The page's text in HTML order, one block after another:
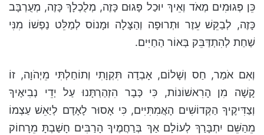
כֵּן פְּגוּמִים מְאֹד וְאֵיךְ יוּכַל פָּגוּם כָּזֶה, מְלֻכְלָךְ כָּזֶה, מְעֻרְבָּב
כָּזֶה, לְבַקֵּשׁ עֵזֶר וּתְרוּפָה וְהַצָּלָה וּמָנוֹס לְמַלֵּט נַפְשׁוֹ מִנִּי
שַׁחַת לְהִתְדַּבֵּק בְּאוֹר הַחַיִּים.
וְאִם אֹמַר, חַס וְשָׁלוֹם, אָבְדָה תִּקְוָתִי וְתוֹחַלְתִּי מֵיְהֹוָה, זוֹ
קָשָׁה מִן הָרִאשׁוֹנוֹת, כִּי כְּבָר הִזְהַרְתָּנוּ עַל יְדֵי נְבִיאֶיךָ
וְצַדִּיקֶיךָ הַקְּדוֹשִׁים הָאֲמִתִּיִּים, כִּי אָסוּר לָאָדָם לְיַאֵשׁ עַצְמוֹ
מֵהַשֵּׁם יִתְבָּרַךְ לְעוֹלָם אַךְ בְּרַחֲמֶיךָ הָרַבִּים חָשַׁבְתָּ מֵרָחוֹק